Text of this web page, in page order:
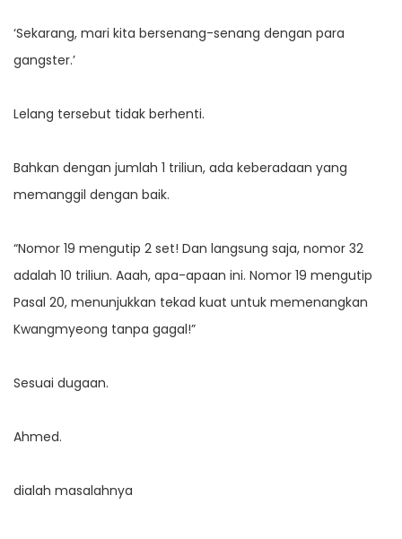
‘Sekarang, mari kita bersenang-senang dengan para
gangster.’
Lelang tersebut tidak berhenti.
Bahkan dengan jumlah 1 triliun, ada keberadaan yang
memanggil dengan baik.
“Nomor 19 mengutip 2 set! Dan langsung saja, nomor 32
adalah 10 triliun. Aaah, apa-apaan ini. Nomor 19 mengutip
Pasal 20, menunjukkan tekad kuat untuk memenangkan
Kwangmyeong tanpa gagal!”
Sesuai dugaan.
Ahmed.
dialah masalahnya